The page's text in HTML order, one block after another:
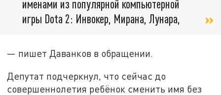
именами из популярной компьютерной
игры Dota 2: Инвокер, Мирана, Лунара,
— пишет Даванков в обращении.
Депутат подчеркнул, что сейчас до
совершеннолетия ребёнок сменить имя без